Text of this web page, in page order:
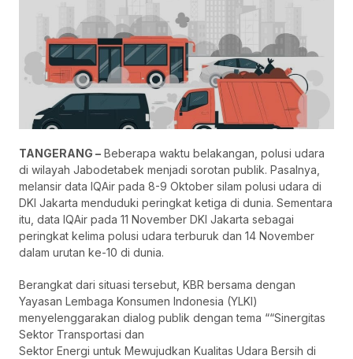
TANGERANG – Beberapa waktu belakangan, polusi udara
di wilayah Jabodetabek menjadi sorotan publik. Pasalnya,
melansir data IQAir pada 8-9 Oktober silam polusi udara di
DKI Jakarta menduduki peringkat ketiga di dunia. Sementara
itu, data IQAir pada 11 November DKI Jakarta sebagai
peringkat kelima polusi udara terburuk dan 14 November
dalam urutan ke-10 di dunia.
Berangkat dari situasi tersebut, KBR bersama dengan
Yayasan Lembaga Konsumen Indonesia (YLKI)
menyelenggarakan dialog publik dengan tema ““Sinergitas
Sektor Transportasi dan
Sektor Energi untuk Mewujudkan Kualitas Udara Bersih di